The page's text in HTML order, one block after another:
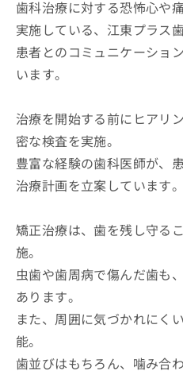
歯科治療に対する恐怖心や
実施している、江東プラス
患者とのコミュニケーショ
います。
治療を開始する前にヒアリ
密な検査を実施。
豊富な経験の歯科医師が、
治療計画を立案しています。
矯正治療は、歯を残し守る
施。
虫歯や歯周病で傷んだ歯も
あります。
また、周囲に気づかれにく
能。
歯並びはもちろん、噛み合